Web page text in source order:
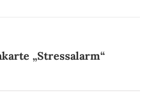
„Stressalarm“